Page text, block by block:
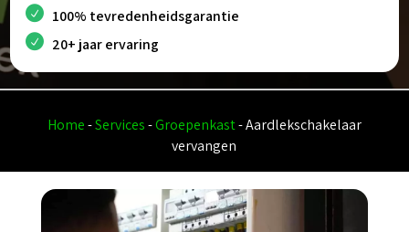
100% tevredenheidsgarantie
20+ jaar ervaring
Home-Services-Groepenkast-Aardlekschakelaar
vervangen